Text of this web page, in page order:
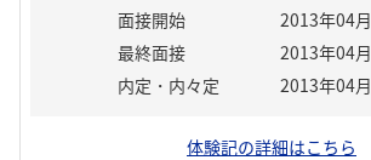
面接開始
2013年04月
最終面接
2013年04月
内定・内々定
2013年04月
体験記の詳細はこちら